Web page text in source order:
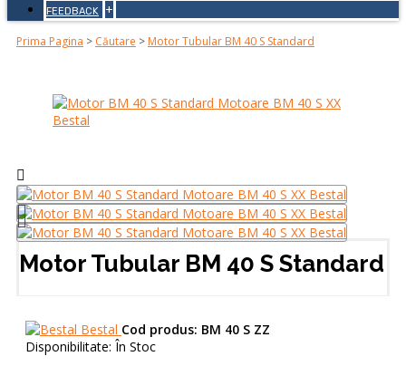
FEEDBACK +
Prima Pagina > Căutare > Motor Tubular BM 40 S Standard
Motor Tubular BM 40 S Standard
Bestal Cod produs: BM 40 S ZZ
Disponibilitate: În Stoc